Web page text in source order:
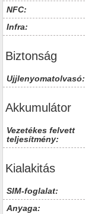
NFC:
Infra:
Biztonság
Ujjlenyomatolvasó:
Akkumulátor
Vezetékes felvett
teljesítmény:
Kialakitás
SIM-foglalat:
Anyaga: